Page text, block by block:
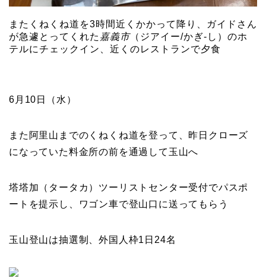
またくねくね道を3時間近くかかって降り、ガイドさん
が急遽とってくれた 嘉義市（ジアイー/かぎ-し）のホ
テルにチェックイン、近くのレストランで夕食
6月10日（水）
また阿里山までのくねくね道を登って、昨日クローズ
になっていた料金所の前を通過して玉山へ
塔塔加（タータカ）ツーリストセンター受付でパスポ
ートを提示し、ワゴン車で登山口に送ってもらう
玉山登山は抽選制、外国人枠1日24名